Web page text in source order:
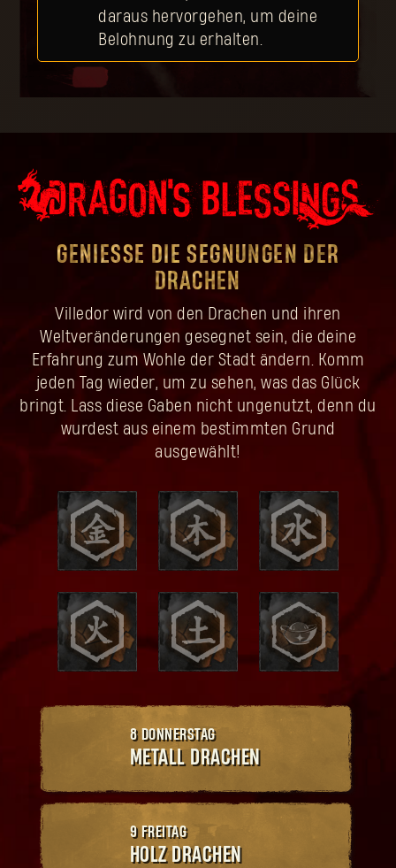
daraus hervorgehen, um deine
Belohnung zu erhalten.
GENIESSE DIE SEGNUNGEN DER D
RACHEN
Villedor wird von den Drachen und ihren
Weltveränderungen gesegnet sein, die deine
Erfahrung zum Wohle der Stadt ändern. Komm
jeden Tag wieder, um zu sehen, was das Glück
bringt. Lass diese Gaben nicht ungenutzt, denn du
wurdest aus einem bestimmten Grund
ausgewählt!
8 DONNERSTAG
METALL DRACHEN
9 FREITAG
HOLZ DRACHEN